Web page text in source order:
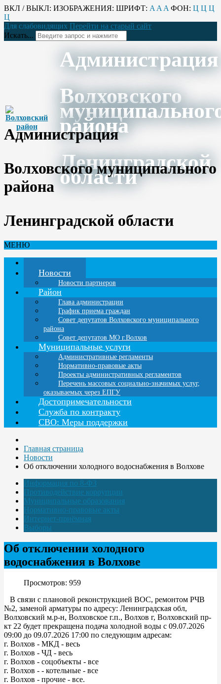
ВКЛ / ВЫКЛ: ИЗОБРАЖЕНИЯ: ШРИФТ: A A A ФОН: Ц Ц Ц
Ц
Для слабовидящих Перейти на старый сайт
Искать...
Администрация
Волховского
района
Ленинградской
области
Администрация
Волховского муниципального
района
Ленинградской области
МЕНЮ
Новости
Новости партнеров
Район
Глава администрации
График приема граждан
Совет депутатов Волховского муниципального
района
Совет депутатов МО г.Волхов
Муниципальные услуги
Административные регламенты
Нормативно-правовые акты
Проекты административных регламентов
Перечень массовых социально-значимых услуг,
оказываемых через ЕПГУ
Достопримечательности
Служба по контракту
СВО: Меры поддержки
Главная страница
Новости
Об отключении холодного водоснабжения в Волхове
Информация по 8-ФЗ
Противодействие коррупции
Муниципальные образования
Нормативно-правовые акты
Интернет-приёмная
Выборы
Об отключении холодного
водоснабжения в Волхове
Просмотров: 959
В связи с плановой реконструкцией ВОС, ремонтом РЧВ
№2, заменой арматуры по адресу: Ленинградская обл,
Волховский м.р-н, Волховское г.п., Волхов г, Волховский пр-
кт 22 будет прекращена подача холодной воды с 09.07.2026
09:00 до 09.07.2026 17:00 по следующим адресам:
г. Волхов - МКД - весь
г. Волхов - ЧД - весь
г. Волхов - соцобъекты - все
г. Волхов - - котельные - все
г. Волхов - прочие - все.